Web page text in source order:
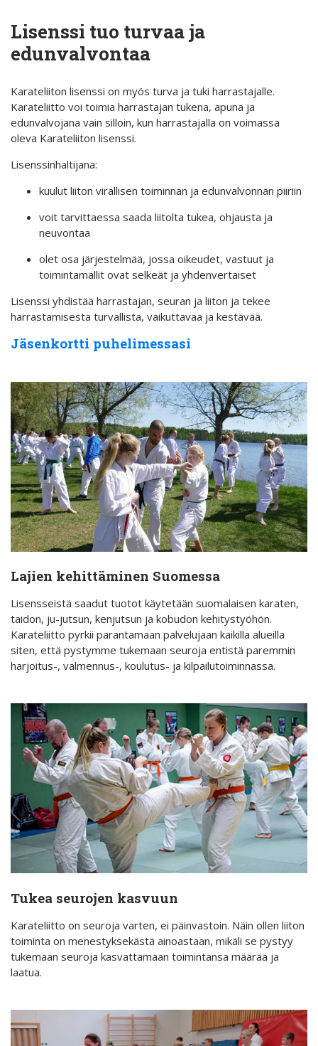
Lisenssi tuo turvaa ja
edunvalvontaa
Karateliiton lisenssi on myös turva ja tuki harrastajalle.
Karateliitto voi toimia harrastajan tukena, apuna ja
edunvalvojana vain silloin, kun harrastajalla on voimassa
oleva Karateliiton lisenssi.
Lisenssinhaltijana:
kuulut liiton virallisen toiminnan ja edunvalvonnan piiriin
voit tarvittaessa saada liitolta tukea, ohjausta ja
neuvontaa
olet osa järjestelmää, jossa oikeudet, vastuut ja
toimintamallit ovat selkeät ja yhdenvertaiset
Lisenssi yhdistää harrastajan, seuran ja liiton ja tekee
harrastamisesta turvallista, vaikuttavaa ja kestävää.
Jäsenkortti puhelimessasi
Lajien kehittäminen Suomessa
Lisensseistä saadut tuotot käytetään suomalaisen karaten,
taidon, ju-jutsun, kenjutsun ja kobudon kehitystyöhön.
Karateliitto pyrkii parantamaan palvelujaan kaikilla alueilla
siten, että pystymme tukemaan seuroja entistä paremmin
harjoitus-, valmennus-, koulutus- ja kilpailutoiminnassa.
Tukea seurojen kasvuun
Karateliitto on seuroja varten, ei päinvastoin. Näin ollen liiton
toiminta on menestyksekästä ainoastaan, mikäli se pystyy
tukemaan seuroja kasvattamaan toimintansa määrää ja
laatua.